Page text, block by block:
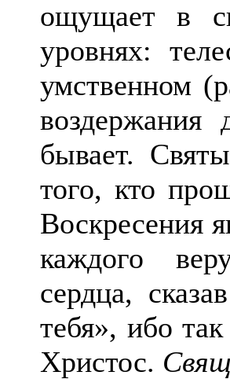
ощущает в
уровнях:
умственном
бывает.
того, кто
Воскресения
каждого
сердца,
тебя», ибо
Христос.